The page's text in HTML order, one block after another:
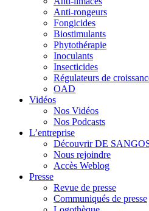
Anti-rongeurs
Fongicides
Biostimulants
Phytothérapie
Inoculants
Insecticides
Régulateurs de
OAD
Vidéos
Nos Vidéos
Nos Podcasts
L’entreprise
Découvrir DE
Nous rejoindre
Accès Weblog
Presse
Revue de presse
Communiqués de presse